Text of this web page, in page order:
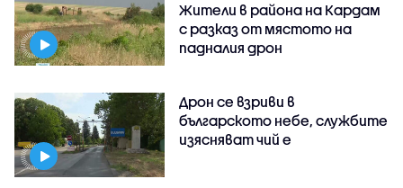
Жители в района на Кардам
с разказ от мястото на
падналия дрон
Дрон се взриви в
българското небе, службите
изясняват чий е